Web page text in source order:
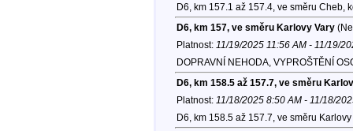
D6, km 157.1 až 157.4, ve směru Cheb,
D6, km 157, ve směru Karlovy Vary
Platnost: 11/19/2025 11:56 AM - 11/19/
DOPRAVNÍ NEHODA, VYPROŠTĚNÍ
D6, km 158.5 až 157.7, ve směru
Platnost: 11/18/2025 8:50 AM - 11/18/
D6, km 158.5 až 157.7, ve směru